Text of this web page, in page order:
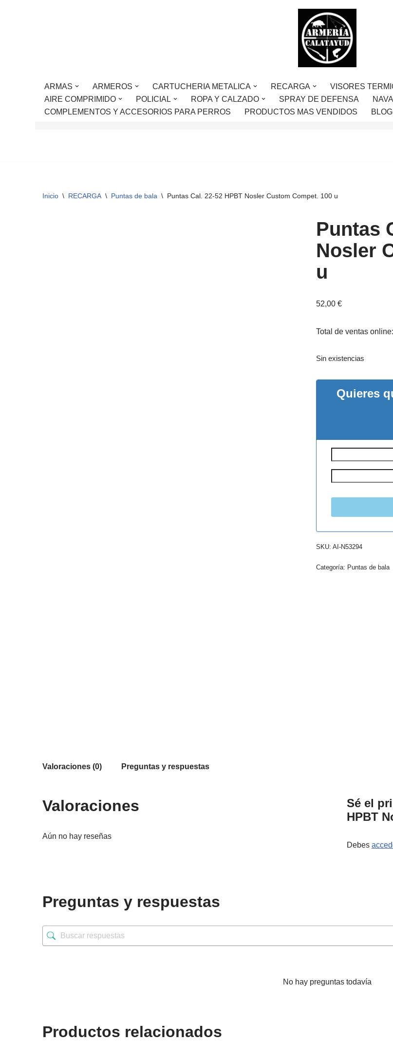
ARMAS ARMEROS CARTUCHERIA METALICA RECARGA VISORES
AIRE COMPRIMIDO
POLICIAL ROPA Y CALZADO SPRAY DE DEFENSA
COMPLEMENTOS Y ACCESORIOS PARA PERROS
PRODUCTOS MAS VENDIDOS BLOG
Inicio \ RECARGA \ Puntas de bala \ Puntas Cal. 22-52 HPBT Nosler Custom Compet. 100 u
Puntas
Nosler
u
52,00 €
Total de ventas
Sin existencias
Quieres
SKU: AI-N53294
Categoría: Puntas de bala
Valoraciones (0) Preguntas y respuestas
Valoraciones
Aún no hay reseñas
Sé el
HPBT
Debes
Preguntas y respuestas
No hay preguntas todavía
Productos relacionados